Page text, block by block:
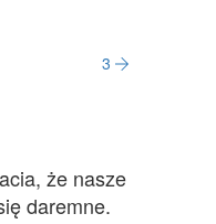
3
że nasze
daremne.